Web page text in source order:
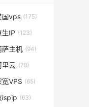
国vps (175)
生IP (123)
萨主机 (94)
里云 (78)
宽VPS (65)
ispip (63)